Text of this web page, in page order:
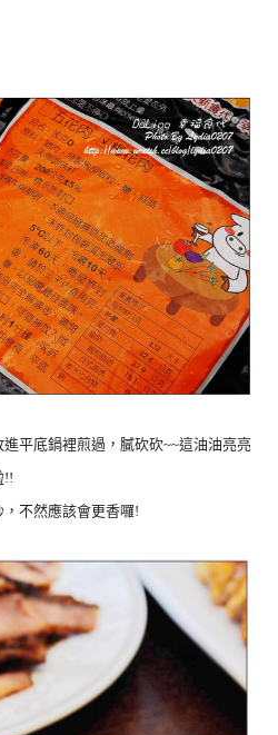
平底鍋裡煎過，膩砍砍~~這油油亮亮
!!
不然應該會更香囉!